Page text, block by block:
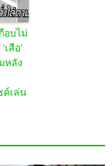
อบไม่
เสือ’
หลัง
ค์เล่น